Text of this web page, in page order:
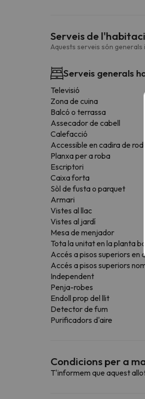
Serveis de
Aquests serveis són
Serveis generals
Televisió
Zona de cuina
Balcó o terrassa
Assecador de cabell
Calefacció
Accessible en cadira de
Planxa per a roba
Escriptori
Caixa forta
Sòl de fusta o parquet
Armari
Vistes al llac
Vistes al jardí
Mesa de menjador
Tota la unitat en la planta
Accés a pisos superiors en
Accés a pisos superiors
Independent
Penja-robes
Endoll prop del llit
Detector de fum
Purificadors d'aire
Condicions per a
T'informem que aquest